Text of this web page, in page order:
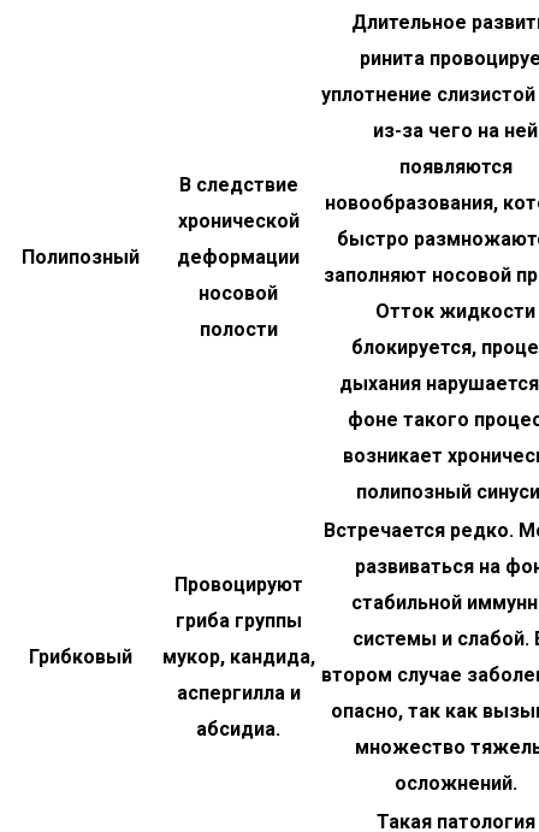
Полипозный
В следствие
хронической
деформации
носовой
полости
Длительное
ринита
уплотнение
из-за чего на ней
появляются
новообразования,
быстро
заполняют носовой
Отток жидкости
блокируется,
дыхания
фоне такого
возникает
полипозный
Грибковый
Провоцируют
гриба группы
мукор, кандида,
аспергилла и
абсидиа.
Встречается редко.
развиваться на
стабильной
системы и слабой.
втором случае
опасно, так как
множество
осложнений.
Такая патология